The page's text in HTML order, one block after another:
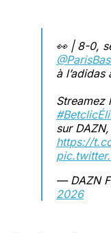
👀 | 8-0,
à l’adidas
Streamez
sur
https://
— DAZN
2026